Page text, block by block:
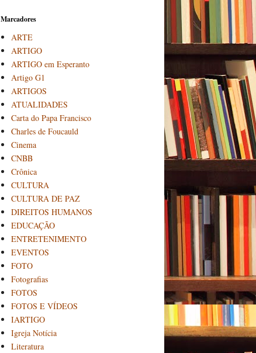
Marcadores
ARTE
ARTIGO
ARTIGO em Esperanto
Artigo G1
ARTIGOS
ATUALIDADES
Carta do Papa Francisco
Charles de Foucauld
Cinema
CNBB
Crônica
CULTURA
CULTURA DE PAZ
DIREITOS HUMANOS
EDUCAÇÃO
ENTRETENIMENTO
EVENTOS
FOTO
Fotografias
FOTOS
FOTOS E VÍDEOS
IARTIGO
Igreja Notícia
Literatura